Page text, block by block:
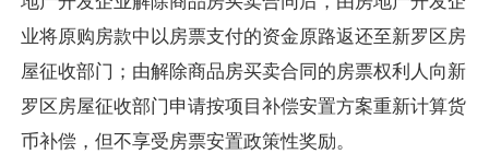
业将原购房款中以房票支付的资金原路返还至新罗区房
屋征收部门；由解除商品房买卖合同的房票权利人向新
罗区房屋征收部门申请按项目补偿安置方案重新计算货
币补偿，但不享受房票安置政策性奖励。